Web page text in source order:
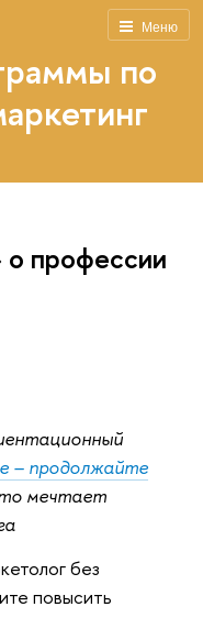
Меню
по
о профессии
– продолжайте
мечтает
без
повысить